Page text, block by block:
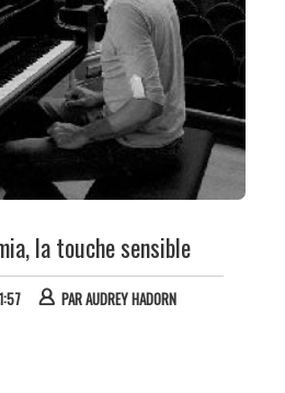
la touche sensible
PARAUDREY HADORN